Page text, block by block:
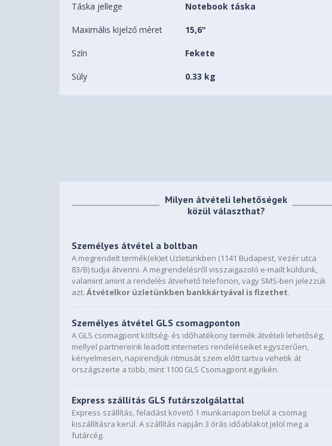
Táska jellege Notebook táska
Maximális kijelző méret 15,6"
Szín Fekete
Súly 0.33 kg
Milyen átvételi lehetőségek
közül választhat?
Személyes átvétel a boltban
A megrendelt termék(ek)et Üzletünkben (1141 Budapest, Vezér utca
83/B) tudja átvenni. A megrendelésről visszaigazoló e-mailt küldünk,
valamint amint a rendelés átvehető telefonon, vagy SMS-ben jelezzük
azt.Átvételkor üzletünkben bankkártyával is fizethet.
Személyes átvétel GLS csomagponton
A GLS csomagpont költség- és időhatékony termék átvételi lehetőség,
mellyel partnereink leadott internetes rendeléseiket egyszerűen,
kényelmesen, napirendjük ritmusát szem előtt tartva vehetik át
országszerte a több, mint 1100 GLS Csomagpont egyikén.
Express szállítás GLS futárszolgálattal
Express szállítás, feladást követő 1 munkanapon belül a csomag
kiszállításra kerül. A szállítás napján 3 órás időablakot jelöl meg a
futárcég.